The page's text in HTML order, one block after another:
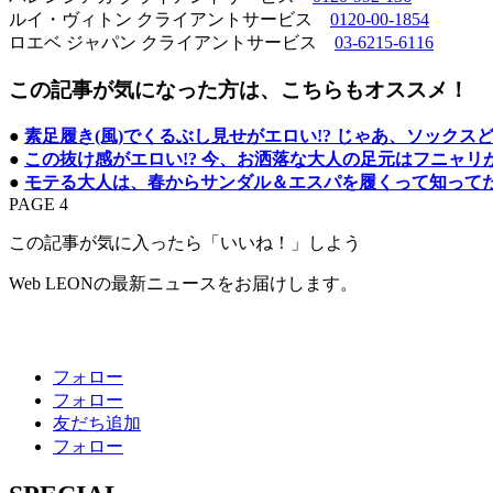
ルイ・ヴィトン クライアントサービス 0120-00-1854
ロエベ ジャパン クライアントサービス 03-6215-6116
この記事が気になった方は、こちらもオススメ！
● 素足履き(風)でくるぶし見せがエロい!? じゃあ、ソックス
● この抜け感がエロい!? 今、お洒落な大人の足元はフニャリ
● モテる大人は、春からサンダル＆エスパを履くって知って
PAGE 4
この記事が気に入ったら「いいね！」しよう
Web LEONの最新ニュースをお届けします。
フォロー
フォロー
友だち追加
フォロー